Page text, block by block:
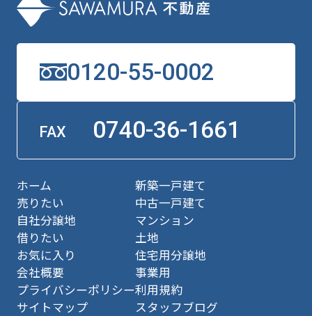
0120-55-0002
FAX 0740-36-1661
ホーム
売りたい
自社分譲地
借りたい
お気に入り
会社概要
プライバシーポリシー
サイトマップ
新築一戸建て
中古一戸建て
マンション
土地
住宅用分譲地
事業用
利用規約
スタッフブログ